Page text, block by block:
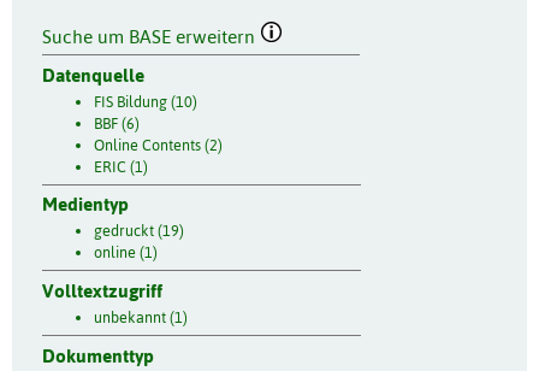
Suche um BASE erweitern
Datenquelle
FIS Bildung (10)
BBF (6)
Online Contents (2)
ERIC (1)
Medientyp
gedruckt (19)
online (1)
Volltextzugriff
unbekannt (1)
Dokumenttyp